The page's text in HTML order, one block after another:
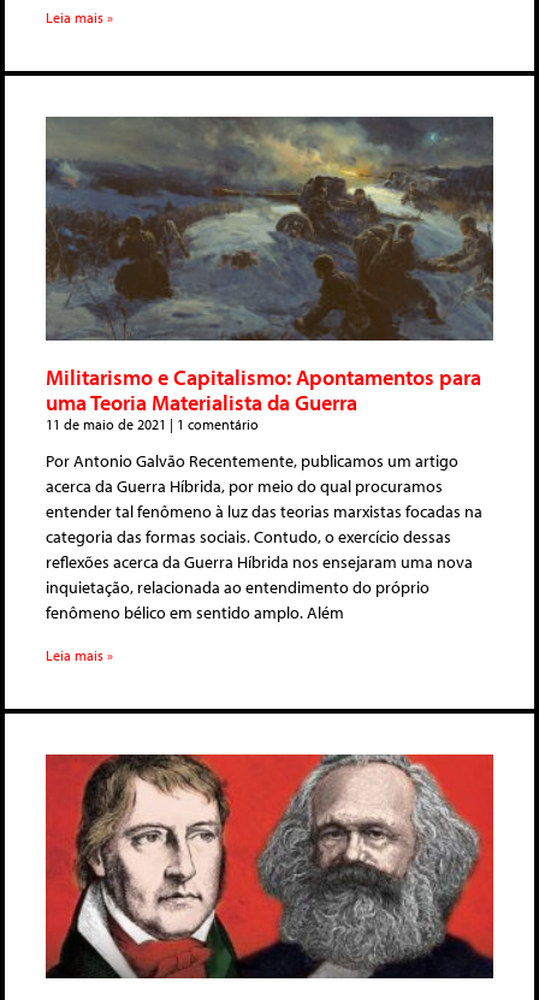
Leia mais »
Militarismo e Capitalismo: Apontamentos para
uma Teoria Materialista da Guerra
11 de maio de 2021 1 comentário
Por Antonio Galvão Recentemente, publicamos um artigo
acerca da Guerra Híbrida, por meio do qual procuramos
entender tal fenômeno à luz das teorias marxistas focadas na
categoria das formas sociais. Contudo, o exercício dessas
reflexões acerca da Guerra Híbrida nos ensejaram uma nova
inquietação, relacionada ao entendimento do próprio
fenômeno bélico em sentido amplo. Além
Leia mais »